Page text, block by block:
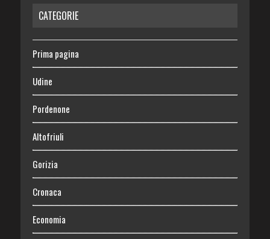
CATEGORIE
Prima pagina
Udine
Pordenone
Altofriuli
Gorizia
Cronaca
Economia